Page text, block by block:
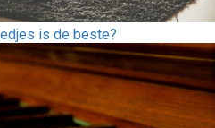
is de beste?